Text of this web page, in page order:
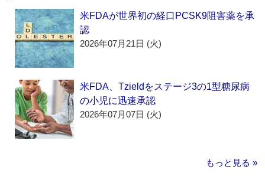
米FDAが世界初の経口PCSK9阻害薬を承
認
2026年07月21日 (火)
米FDA、Tzieldをステージ3の1型糖尿病
の小児に迅速承認
2026年07月07日 (火)
もっと見る »